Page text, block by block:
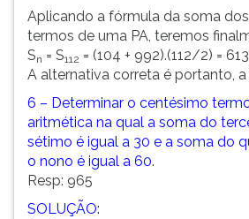
Aplicando a fórmula da soma
termos de uma PA, teremos
Sn = S112 = (104 + 992).(112/2) =
A alternativa correta é portanto, a
6 – Determinar o centésimo
aritmética na qual a soma do
sétimo é igual a 30 e a soma do
o nono é igual a 60.
Resp: 965
SOLUÇÃO: